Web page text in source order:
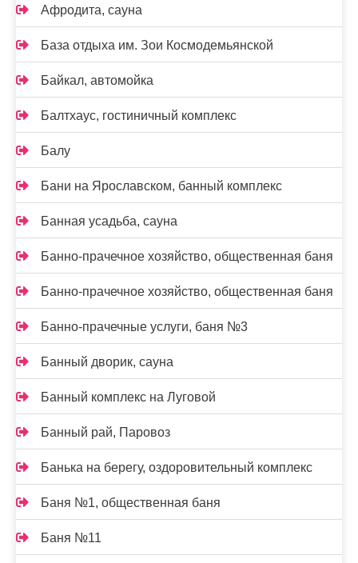
Афродита, сауна
База отдыха им. Зои Космодемьянской
Байкал, автомойка
Балтхаус, гостиничный комплекс
Балу
Бани на Ярославском, банный комплекс
Банная усадьба, сауна
Банно-прачечное хозяйство, общественная баня
Банно-прачечное хозяйство, общественная баня
Банно-прачечные услуги, баня №3
Банный дворик, сауна
Банный комплекс на Луговой
Банный рай, Паровоз
Банька на берегу, оздоровительный комплекс
Баня №1, общественная баня
Баня №11